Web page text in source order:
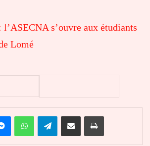
l’ASECNA s’ouvre aux étudiants
Lomé
MessengerWhatsAppTelegramPartager par email Imprimer